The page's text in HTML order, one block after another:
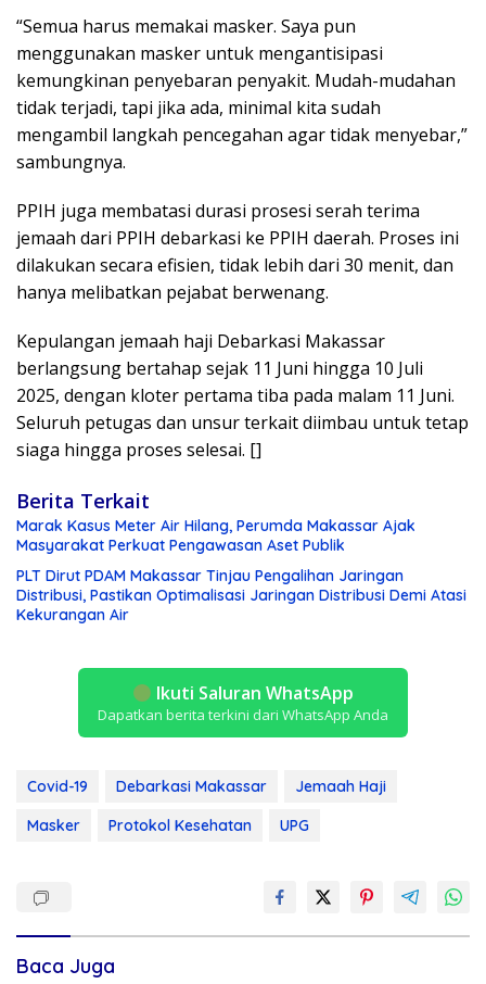
“Semua harus memakai masker. Saya pun
menggunakan masker untuk mengantisipasi
kemungkinan penyebaran penyakit. Mudah-mudahan
tidak terjadi, tapi jika ada, minimal kita sudah
mengambil langkah pencegahan agar tidak menyebar,”
sambungnya.
PPIH juga membatasi durasi prosesi serah terima
jemaah dari PPIH debarkasi ke PPIH daerah. Proses ini
dilakukan secara efisien, tidak lebih dari 30 menit, dan
hanya melibatkan pejabat berwenang.
Kepulangan jemaah haji Debarkasi Makassar
berlangsung bertahap sejak 11 Juni hingga 10 Juli
2025, dengan kloter pertama tiba pada malam 11 Juni.
Seluruh petugas dan unsur terkait diimbau untuk tetap
siaga hingga proses selesai. []
Berita Terkait
Marak Kasus Meter Air Hilang, Perumda Makassar Ajak
Masyarakat Perkuat Pengawasan Aset Publik
PLT Dirut PDAM Makassar Tinjau Pengalihan Jaringan
Distribusi, Pastikan Optimalisasi Jaringan Distribusi Demi Atasi
Kekurangan Air
Ikuti Saluran WhatsApp
Dapatkan berita terkini dari WhatsApp Anda
Covid-19 Debarkasi Makassar
Jemaah Haji
Masker
Protokol Kesehatan UPG
Baca Juga